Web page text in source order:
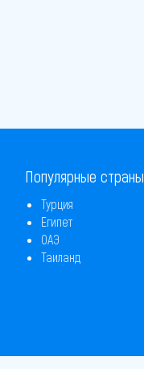
Популярные страны
Турция
Египет
ОАЭ
Таиланд